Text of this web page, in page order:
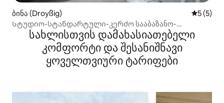
ბინა (Droyßig)
5 (5)
Სტუდიო-სტანდარტული-კერძო სააბაზანო-
კუნთუშეულის ხედი
სახლისთვის დამახასიათებელი
კომფორტი და შესანიშნავი
ყოველთვიური ტარიფები